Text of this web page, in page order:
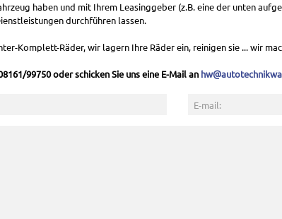
haben und mit Ihrem Leasinggeber (z.B. eine der unten
durchführen lassen.
Komplett-Räder, wir lagern Ihre Räder ein, reinigen sie ... wir
99750 oder schicken Sie uns eine E-Mail an